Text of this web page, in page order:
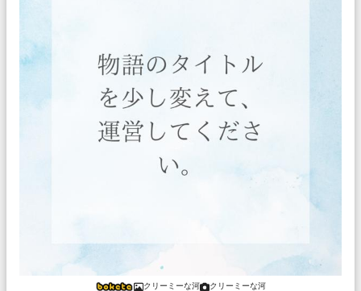
クリーミーな河 クリーミーな河